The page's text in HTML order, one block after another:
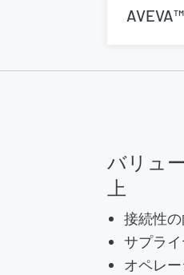
バリュ
上
接続性
サプラ
オペレ